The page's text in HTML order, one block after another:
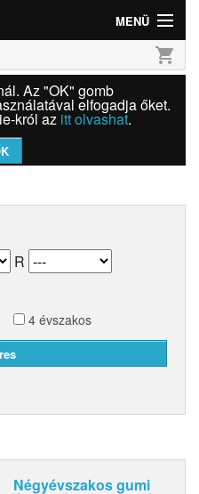
MENÜ
shopping_cart
Az "OK" gomb
elfogadja őket.
król az itt olvashat.
R
4 évszakos
Négyévszakos gumi